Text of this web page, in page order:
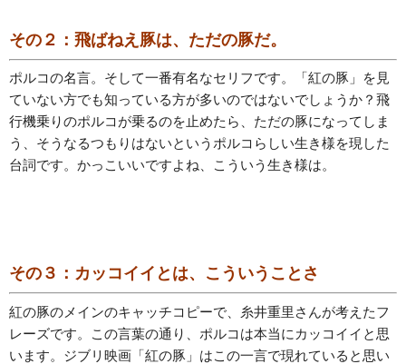
その２：飛ばねえ豚は、ただの豚だ。
ポルコの名言。そして一番有名なセリフです。「紅の豚」を見
ていない方でも知っている方が多いのではないでしょうか？飛
行機乗りのポルコが乗るのを止めたら、ただの豚になってしま
う、そうなるつもりはないというポルコらしい生き様を現した
台詞です。かっこいいですよね、こういう生き様は。
その３：カッコイイとは、こういうことさ
紅の豚のメインのキャッチコピーで、糸井重里さんが考えたフ
レーズです。この言葉の通り、ポルコは本当にカッコイイと思
います。ジブリ映画「紅の豚」はこの一言で現れていると思い